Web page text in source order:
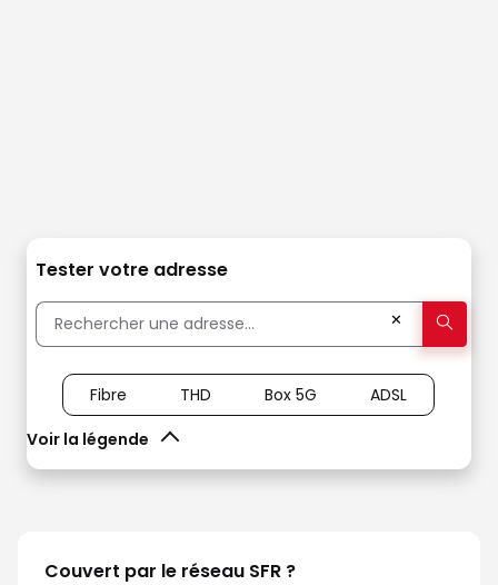
Tester votre adresse
✕
Voir la légende
Fibre THD Box 5G ADSL
Couvert par le réseau SFR ?